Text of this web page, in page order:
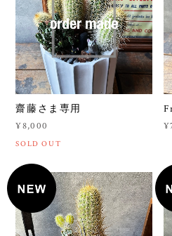
齋藤さま専用
¥8,000
SOLD OUT